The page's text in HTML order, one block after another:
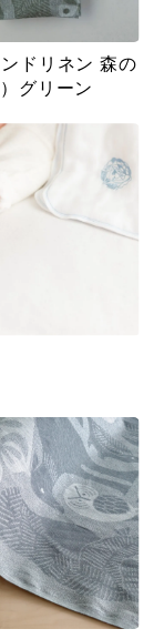
ドリネン 森の
グリーン